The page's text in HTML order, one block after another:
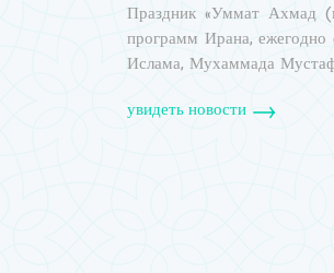
Праздник «Уммат Ахмад
программ Ирана,
Ислама, Мухаммада
увидеть новости